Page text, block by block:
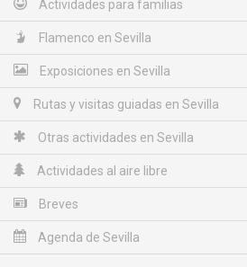
Actividades para familias
Flamenco en Sevilla
Exposiciones en Sevilla
Rutas y visitas guiadas en Sevilla
Otras actividades en Sevilla
Actividades al aire libre
Breves
Agenda de Sevilla